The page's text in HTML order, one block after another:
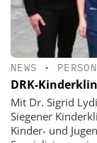
NEWS •
DRK-
Mit Dr. Sigrid
Siegener
Kinder- und